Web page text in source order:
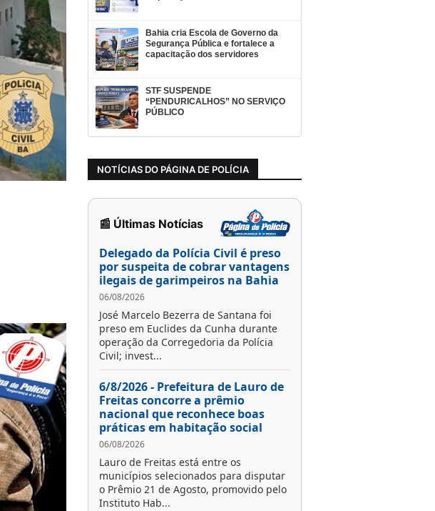
Bahia cria Escola de Governo da
Segurança Pública e fortalece a
capacitação dos servidores
STF SUSPENDE
“PENDURICALHOS” NO SERVIÇO
PÚBLICO
NOTÍCIAS DO PÁGINA DE POLÍCIA
📰 Últimas Notícias
Delegado da Polícia Civil é preso
por suspeita de cobrar vantagens
ilegais de garimpeiros na Bahia
06/08/2026
José Marcelo Bezerra de Santana foi
preso em Euclides da Cunha durante
operação da Corregedoria da Polícia
Civil; invest...
6/8/2026 - Prefeitura de Lauro de
Freitas concorre a prêmio
nacional que reconhece boas
práticas em habitação social
06/08/2026
Lauro de Freitas está entre os
municípios selecionados para disputar
o Prêmio 21 de Agosto, promovido pelo
Instituto Hab...